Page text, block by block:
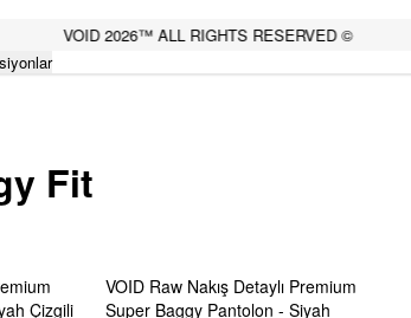
VOID 2026™ ALL RIGHTS RESERVED ©
Fit
Çizgili
VOID Raw Nakış Detaylı Premium
Super Baggy Pantolon - Siyah